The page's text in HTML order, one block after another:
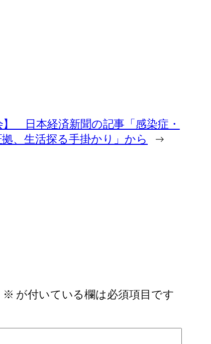
】 日本経済新聞の記事「感染症・
、生活探る手掛かり」から
→
※ が付いている欄は必須項目です